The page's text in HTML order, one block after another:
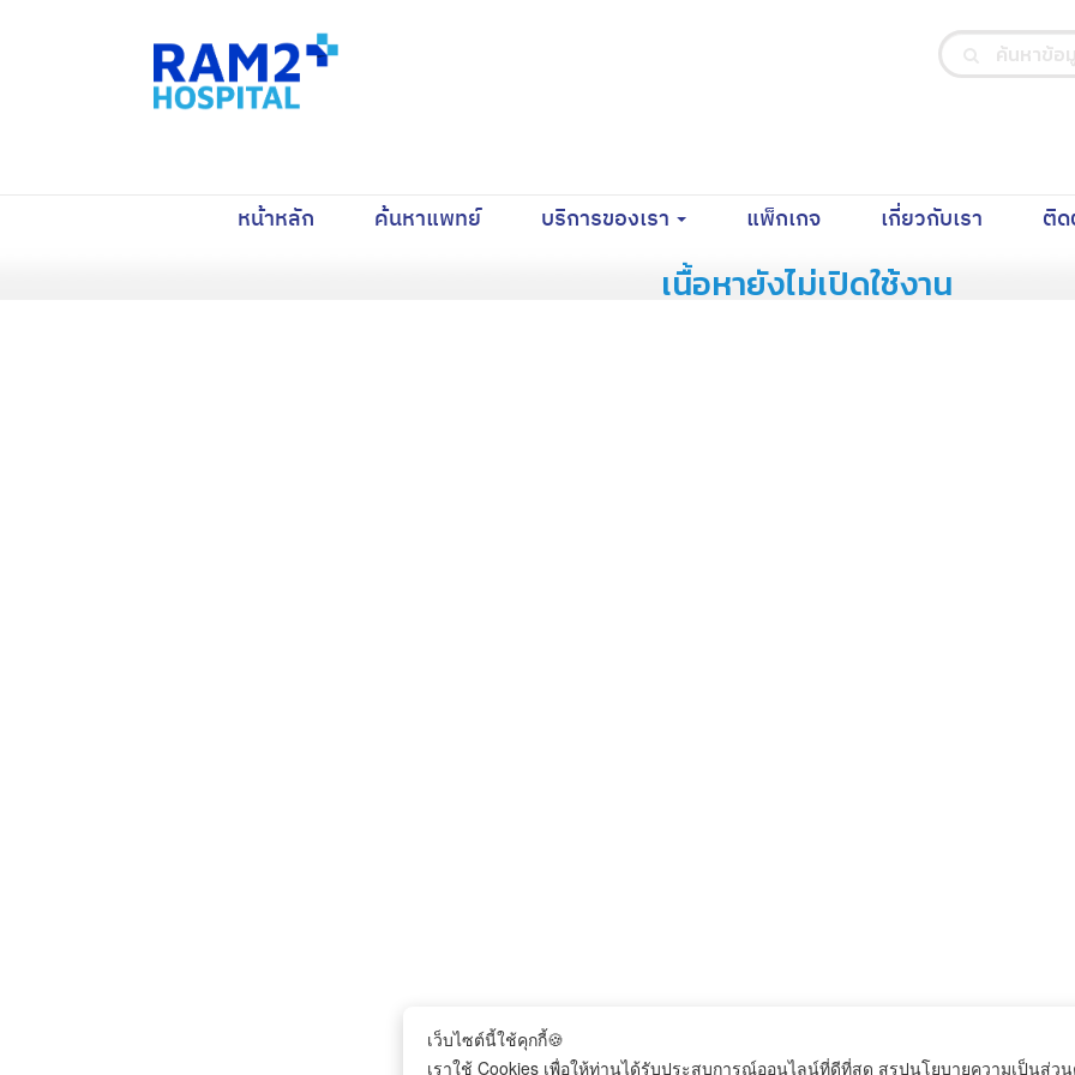
เว็บไซต์นี้ใช้คุกกี้🍪
เราใช้ Cookies เพื่อให้ท่านได้รับประสบการณ์ออนไลน์ที่ดีที่สุด สรุปนโยบายความเป็นส่ว
หน้าหลัก(current)ค้นหาแพทย์(current)บริการของเรา แพ็กเกจ(current)เกี่ยวกับเรา(current)
ติด
เนื้อหายังไม่เปิดใช้งาน